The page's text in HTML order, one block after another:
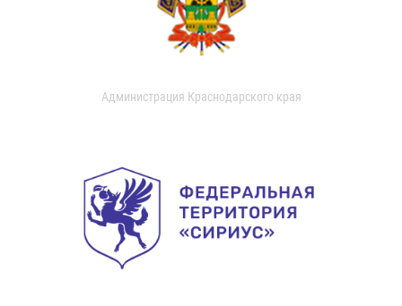
Администрация Краснодарского края